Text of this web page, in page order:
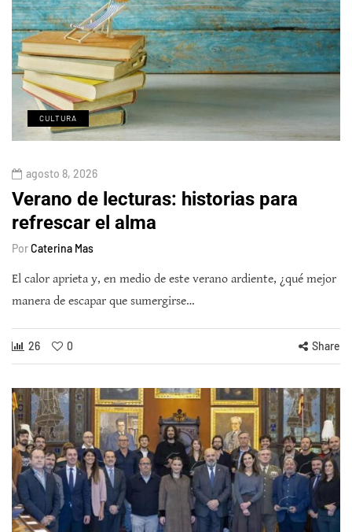
CULTURA
agosto 8, 2026
Verano de lecturas: historias para
refrescar el alma
PorCaterina Mas
El calor aprieta y, en medio de este verano ardiente, ¿qué mejor
manera de escapar que sumergirse…
26 0 Share